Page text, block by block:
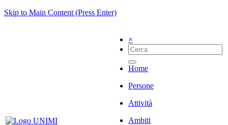
Skip to Main Content (Press Enter)
×
Home
Persone
Attività
Ambiti